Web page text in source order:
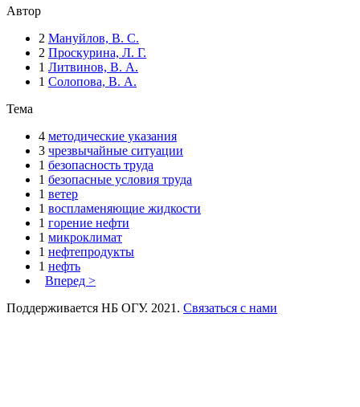
Автор
2 Мануйлов, В. С.
2 Проскурина, Л. Г.
1 Литвинов, В. А.
1 Солопова, В. А.
Тема
4 методические указания
3 чрезвычайные ситуации
1 безопасность труда
1 безопасные условия труда
1 ветер
1 воспламеняющие жидкости
1 горение нефти
1 микроклимат
1 нефтепродукты
1 нефть
Вперед >
Поддерживается НБ ОГУ. 2021. Связаться с нами